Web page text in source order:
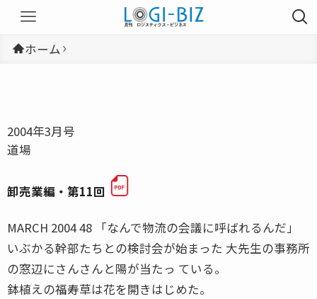
ホーム
2004年3月号
道場
卸売業編・第11回
MARCH 2004 48 「なんで物流の会議に呼ばれるんだ」
いぶかる幹部たちとの検討会が始まった 大先生の事務所
の窓辺にさんさんと陽が当たっ ている。
鉢植えの福寿草は花を開きはじめた。